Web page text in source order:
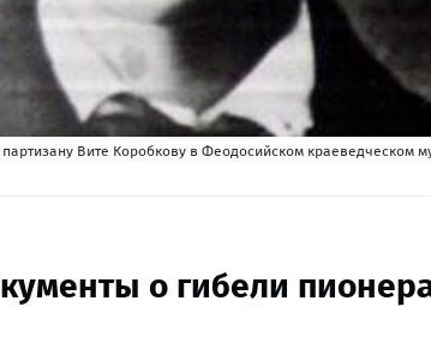
Вите Коробкову в Феодосийском краеведческом
о гибели